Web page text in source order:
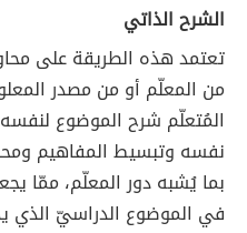
الشرح الذاتي
تعتمد هذه الطريقة على
من المعلّم أو من مصدر
المُتعلّم شرح الموضوع
نفسه وتبسيط المفاهيم
بما يُشبه دور المعلّم، ممّا
في الموضوع الدراسيّ الذي